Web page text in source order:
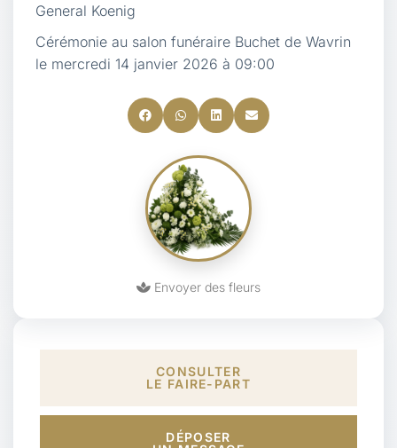
General Koenig
Cérémonie au salon funéraire Buchet de Wavrin
le mercredi 14 janvier 2026 à 09:00
Envoyer des fleurs
CONSULTER
LE FAIRE-PART
DÉPOSER